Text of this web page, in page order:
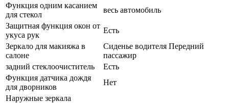
Функция одним касанием
для стекол
весь автомобиль
Защитная функция окон от
укуса рук
Есть
Зеркало для макияжа в
салоне
Сиденье водителя Передний
пассажир
задний стеклоочиститель
Есть
Функция датчика дождя
для дворников
Нет
Наружные зеркала